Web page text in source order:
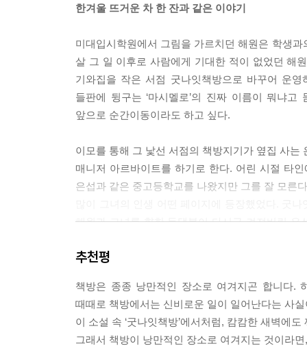
한겨울 뜨거운 차 한 잔과 같은 이야기
미대입시학원에서 그림을 가르치던 해원은 학생
살 그 일 이후로 사람에게 기대한 적이 없었던 해
기와집을 작은 서점 굿나잇책방으로 바꾸어 운
들판에 뒹구는 ‘마시멜로’의 진짜 이름이 뭐냐
앞으로 순간이동이라도 하고 싶다.
이모를 통해 그 낯선 서점의 책방지기가 옆집 사
매니저 아르바이트를 하기로 한다. 어린 시절 타
은섭과 같은 중고등학교를 나왔지만 그를 잘 모른
해원과 그녀를 향한 등댓불이 다시금 켜져버린
추천평
책방은 종종 낭만적인 장소로 여겨지곤 합니다.
때때로 책방에서는 신비로운 일이 일어난다는 사
이 소설 속 ‘굿나잇책방’에서처럼, 캄캄한 새벽에
그래서 책방이 낭만적인 장소로 여겨지는 것이라